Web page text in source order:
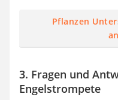
Pflanzen
3. Fragen und
Engelstrompete